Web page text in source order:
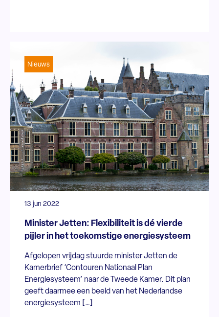
Nieuws
13 jun 2022
Minister Jetten: Flexibiliteit is dé vierde
pijler in het toekomstige energiesysteem
Afgelopen vrijdag stuurde minister Jetten de
Kamerbrief ‘Contouren Nationaal Plan
Energiesysteem’ naar de Tweede Kamer. Dit plan
geeft daarmee een beeld van het Nederlandse
energiesysteem […]